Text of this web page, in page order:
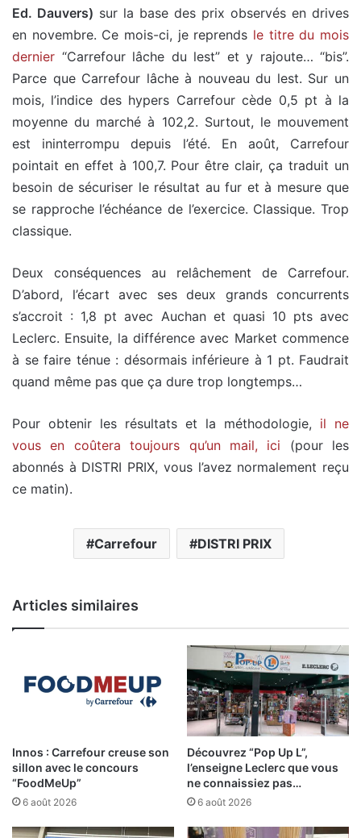
Ed. Dauvers) sur la base des prix observés en drives
en novembre. Ce mois-ci, je reprends le titre du mois
dernier “Carrefour lâche du lest” et y rajoute… “bis”.
Parce que Carrefour lâche à nouveau du lest. Sur un
mois, l’indice des hypers Carrefour cède 0,5 pt à la
moyenne du marché à 102,2. Surtout, le mouvement
est ininterrompu depuis l’été. En août, Carrefour
pointait en effet à 100,7. Pour être clair, ça traduit un
besoin de sécuriser le résultat au fur et à mesure que
se rapproche l’échéance de l’exercice. Classique. Trop
classique.
Deux conséquences au relâchement de Carrefour.
D’abord, l’écart avec ses deux grands concurrents
s’accroit : 1,8 pt avec Auchan et quasi 10 pts avec
Leclerc. Ensuite, la différence avec Market commence
à se faire ténue : désormais inférieure à 1 pt. Faudrait
quand même pas que ça dure trop longtemps…
Pour obtenir les résultats et la méthodologie, il ne
vous en coûtera toujours qu’un mail, ici (pour les
abonnés à DISTRI PRIX, vous l’avez normalement reçu
ce matin).
Carrefour DISTRI PRIX
Articles similaires
Innos : Carrefour creuse son
sillon avec le concours
“FoodMeUp”
6 août 2026
Découvrez “Pop Up L”,
l’enseigne Leclerc que vous
ne connaissiez pas…
6 août 2026